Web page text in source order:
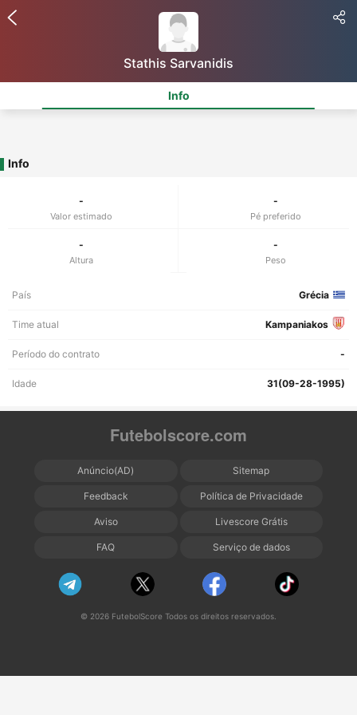
Stathis Sarvanidis
Info
Info
-
Valor estimado
-
Pé preferido
-
Altura
-
Peso
País Grécia
Time atual Kampaniakos
Período do contrato -
Idade 31(09-28-1995)
Futebolscore.com
Anúncio(AD) Sitemap
Feedback Política de Privacidade
Aviso Livescore Grátis
FAQ Serviço de dados
© 2026 FutebolScore Todos os direitos reservados.